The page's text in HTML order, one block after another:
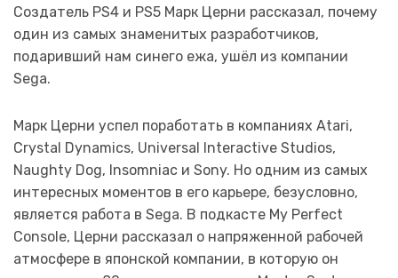
Создатель PS4 и PS5 Марк Церни рассказал, почему
один из самых знаменитых разработчиков,
подаривший нам синего ежа, ушёл из компании
Sega.
Марк Церни успел поработать в компаниях Atari,
Crystal Dynamics, Universal Interactive Studios,
Naughty Dog, Insomniac и Sony. Но одним из самых
интересных моментов в его карьере, безусловно,
является работа в Sega. В подкасте My Perfect
Console, Церни рассказал о напряженной рабочей
атмосфере в японской компании, в которую он